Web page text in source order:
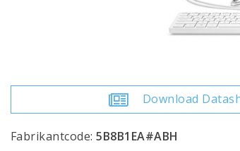
Download
Fabrikantcode:5B8B1EA#ABH